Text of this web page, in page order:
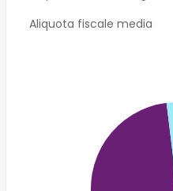
Aliquota fiscale media